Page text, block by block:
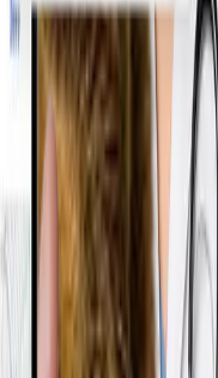
Sunt de